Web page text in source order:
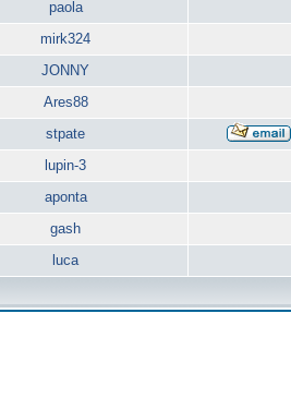
paola
mirk324
JONNY
Ares88
stpate
lupin-3
aponta
gash
luca